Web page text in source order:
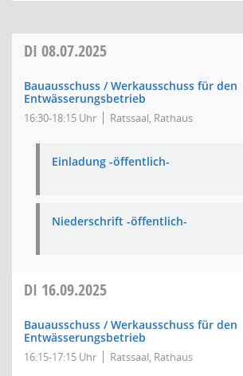
DI 08.07.2025
Bauausschuss / Werkausschuss für den
Entwässerungsbetrieb
16:30-18:15 Uhr Ratssaal, Rathaus
Einladung -öffentlich-
Niederschrift -öffentlich-
DI 16.09.2025
Bauausschuss / Werkausschuss für den
Entwässerungsbetrieb
16:15-17:15 Uhr Ratssaal, Rathaus